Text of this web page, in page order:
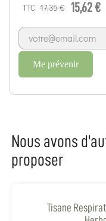
TTC 17,35 € 15,62 €
Me prévenir
Nous avons
proposer
Tisane